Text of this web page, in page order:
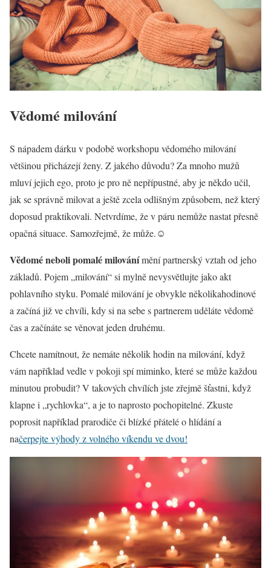
Vědomé milování
S nápadem dárku v podobě workshopu vědomého milování
většinou přicházejí ženy. Z jakého důvodu? Za mnoho mužů
mluví jejich ego, proto je pro ně nepřípustné, aby je někdo učil,
jak se správně milovat a ještě zcela odlišným způsobem, než který
doposud praktikovali. Netvrdíme, že v páru nemůže nastat přesně
opačná situace. Samozřejmě, že může.☺
Vědomé neboli pomalé milovánímění partnerský vztah od jeho
základů. Pojem „milování“ si mylně nevysvětlujte jako akt
pohlavního styku. Pomalé milování je obvykle několikahodinové
a začíná již ve chvíli, kdy si na sebe s partnerem uděláte vědomě
čas a začínáte se věnovat jeden druhému.
Chcete namítnout, že nemáte několik hodin na milování, když
vám například vedle v pokoji spí miminko, které se může každou
minutou probudit? V takových chvílích jste zřejmě šťastni, když
klapne i „rychlovka“, a je to naprosto pochopitelné. Zkuste
poprosit například prarodiče či blízké přátelé o hlídání a
načerpejte výhody z volného víkendu ve dvou!